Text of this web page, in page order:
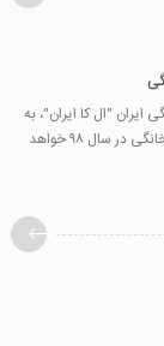
"ال کا ایران"، به
نظر می رسد سرنوشت سال ۹۱ صنعت خودرو فرجام صنعت لوازم خانگی در سال ۹۸ خواهد